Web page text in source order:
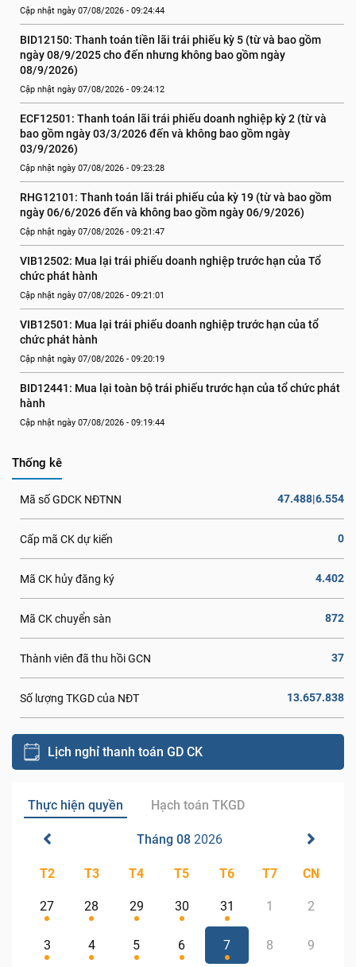
Cập nhật ngày 07/08/2026 - 09:24:44
BID12150: Thanh toán tiền lãi trái phiếu kỳ 5 (từ và bao gồm
ngày 08/9/2025 cho đến nhưng không bao gồm ngày
08/9/2026)
Cập nhật ngày 07/08/2026 - 09:24:12
ECF12501: Thanh toán lãi trái phiếu doanh nghiệp kỳ 2 (từ và
bao gồm ngày 03/3/2026 đến và không bao gồm ngày
03/9/2026)
Cập nhật ngày 07/08/2026 - 09:23:28
RHG12101: Thanh toán lãi trái phiếu của kỳ 19 (từ và bao gồm
ngày 06/6/2026 đến và không bao gồm ngày 06/9/2026)
Cập nhật ngày 07/08/2026 - 09:21:47
VIB12502: Mua lại trái phiếu doanh nghiệp trước hạn của Tổ
chức phát hành
Cập nhật ngày 07/08/2026 - 09:21:01
VIB12501: Mua lại trái phiếu doanh nghiệp trước hạn của tổ
chức phát hành
Cập nhật ngày 07/08/2026 - 09:20:19
BID12441: Mua lại toàn bộ trái phiếu trước hạn của tổ chức phát
hành
Cập nhật ngày 07/08/2026 - 09:19:44
Thống kê
Mã số GDCK NĐTNN 47.488|6.554
Cấp mã CK dự kiến 0
Mã CK hủy đăng ký 4.402
Mã CK chuyển sàn 872
Thành viên đã thu hồi GCN 37
Số lượng TKGD của NĐT 13.657.838
Lịch nghỉ thanh toán GD CK
Thực hiện quyền Hạch toán TKGD
Tháng 08 2026
T2 T3 T4 T5 T6 T7 CN
27 28 29 30 31 1 2
3 4 5 6 7 8 9